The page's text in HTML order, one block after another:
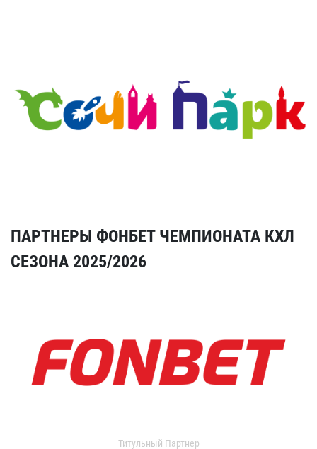
ПАРТНЕРЫ ФОНБЕТ ЧЕМПИОНАТА КХЛ
СЕЗОНА 2025/2026
Титульный Партнер